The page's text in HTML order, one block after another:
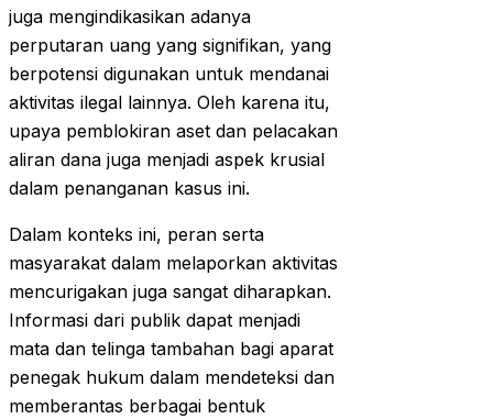
juga mengindikasikan adanya
perputaran uang yang signifikan, yang
berpotensi digunakan untuk mendanai
aktivitas ilegal lainnya. Oleh karena itu,
upaya pemblokiran aset dan pelacakan
aliran dana juga menjadi aspek krusial
dalam penanganan kasus ini.
Dalam konteks ini, peran serta
masyarakat dalam melaporkan aktivitas
mencurigakan juga sangat diharapkan.
Informasi dari publik dapat menjadi
mata dan telinga tambahan bagi aparat
penegak hukum dalam mendeteksi dan
memberantas berbagai bentuk